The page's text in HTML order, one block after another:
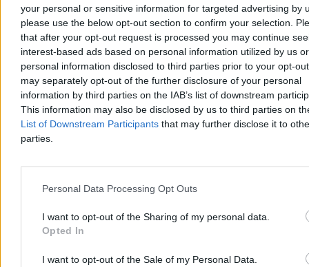
your personal or sensitive information for targeted advertising by
please use the below opt-out section to confirm your selection.
that after your opt-out request is processed you may continue
interest-based ads based on personal information utilized by us or
personal information disclosed to third parties prior to your opt-
may separately opt-out of the further disclosure of your personal
information by third parties on the IAB’s list of downstream
This information may also be disclosed by us to third parties on
List of Downstream Participants that may further disclose it to
parties.
Personal Data Processing Opt Outs
I want to opt-out of the Sharing of my personal data.
Opted In
I want to opt-out of the Sale of my Personal Data.
Rolnik zaorał nowy asfalt w Gliwicach. Straty to
ok. 400 tys. zł
W piątek w gliwickiej dzielnicy Ostropa 60-letni rolnik ciągnikiem
pługiem ok. 200 metrów nowej jezdni. Twierdził, że droga należy
oszacowano wstępnie na ok. 400 tys. zł.
Dzisiaj 18:17